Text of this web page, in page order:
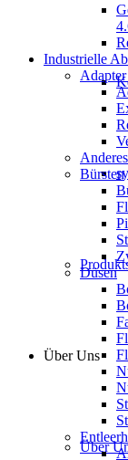
Über Uns
Über
Industrielle
Bürsten
Düsen